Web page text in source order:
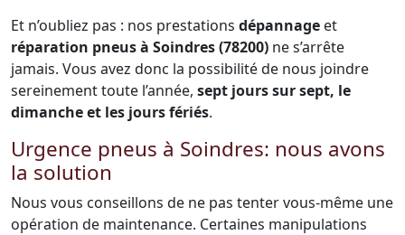
Et n’oubliez pas : nos prestations dépannage et
réparation pneus à Soindres (78200) ne s’arrête
jamais. Vous avez donc la possibilité de nous joindre
sereinement toute l’année, sept jours sur sept, le
dimanche et les jours fériés.
Urgence pneus à Soindres: nous avons
la solution
Nous vous conseillons de ne pas tenter vous-même une
opération de maintenance. Certaines manipulations